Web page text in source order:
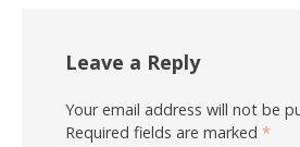
Leave a Reply
Your email address will not be
Required fields are marked *